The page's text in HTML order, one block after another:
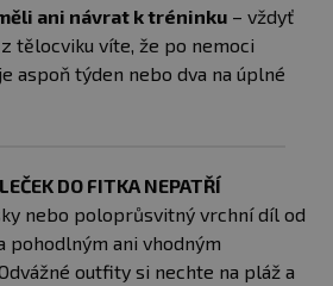
ani návrat k tréninku – vždyť
tělocviku víte, že po nemoci
aspoň týden nebo dva na úplné
DO FITKA NEPATŘÍ
nebo poloprůsvitný vrchní díl od
pohodlným ani vhodným
outfity si nechte na pláž a